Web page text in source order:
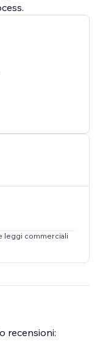
leggi commerciali
recensioni: